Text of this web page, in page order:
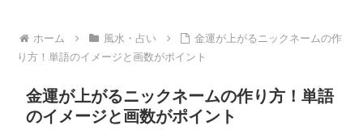
ホーム 風水・占い
金運が上がるニックネームの作
り方！単語のイメージと画数がポイント
金運が上がるニックネームの作り方！単語
のイメージと画数がポイント